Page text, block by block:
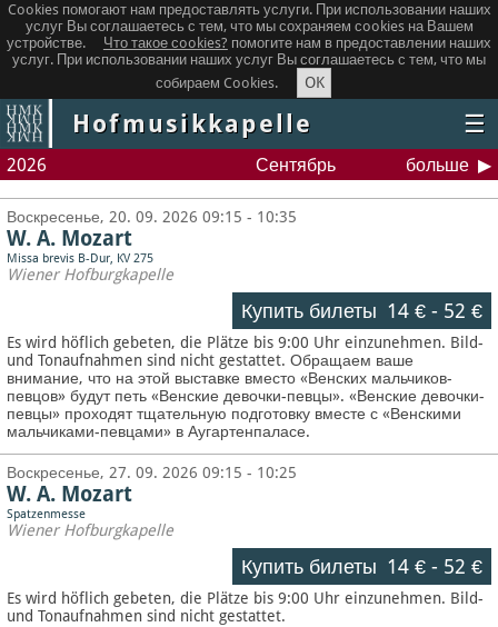
Cookies помогают нам предоставлять услуги. При использовании наших
услуг Вы соглашаетесь с тем, что мы сохраняем сookies на Вашем
устройстве.
Что такое сookies? помогите нам в предоставлении наших
услуг. При использовании наших услуг Вы соглашаетесь с тем, что мы
собираем Cookies.
OK
Hofmusikkapelle ☰
2026 Сентябрь больше
Воскресенье, 20. 09. 2026 09:15 - 10:35
W. A. Mozart
Missa brevis B-Dur, KV 275
Wiener Hofburgkapelle
Купить билеты 14 €- 52 €
Es wird höflich gebeten, die Plätze bis 9:00 Uhr einzunehmen. Bild-
und Tonaufnahmen sind nicht gestattet.Обращаем ваше
внимание, что на этой выставке вместо «Венских мальчиков-
певцов» будут петь «Венские девочки-певцы». «Венские девочки-
певцы» проходят тщательную подготовку вместе с «Венскими
мальчиками-певцами» в Аугартенпаласе.
Воскресенье, 27. 09. 2026 09:15 - 10:25
W. A. Mozart
Spatzenmesse
Wiener Hofburgkapelle
Купить билеты 14 €- 52 €
Es wird höflich gebeten, die Plätze bis 9:00 Uhr einzunehmen. Bild-
und Tonaufnahmen sind nicht gestattet.